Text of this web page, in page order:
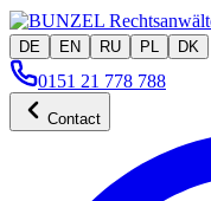
DE
EN RU PL DK
0151 21 778 788
Contact